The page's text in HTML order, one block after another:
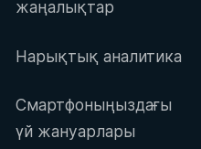
жаңалықтар
Нарықтық аналитика
Смартфоныңыздағы
үй жануарлары